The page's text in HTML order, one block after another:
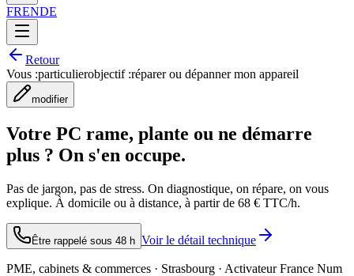
FRENDE
Retour
Vous :particulierobjectif :réparer ou dépanner mon appareil
modifier
Votre PC rame, plante ou ne démarre
plus ? On s'en occupe.
Pas de jargon, pas de stress. On diagnostique, on répare, on vous
explique. À domicile ou à distance, à partir de 68 € TTC/h.
Être rappelé sous 48 h Voir le détail technique
PME, cabinets & commerces · Strasbourg · Activateur France Num